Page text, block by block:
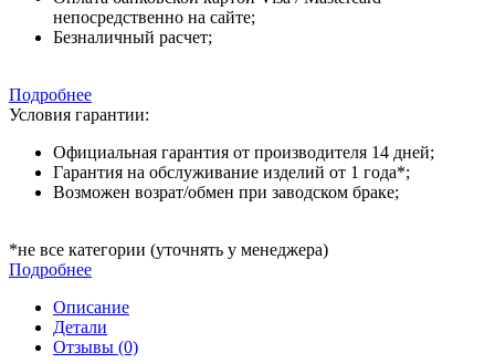
непосредственно на сайте;
Безналичный расчет;
Подробнее
Условия гарантии:
Официальная гарантия от производителя 14 дней;
Гарантия на обслуживание изделий от 1 года*;
Возможен возрат/обмен при заводском браке;
*не все категории (уточнять у менеджера)
Подробнее
Описание
Детали
Отзывы (0)